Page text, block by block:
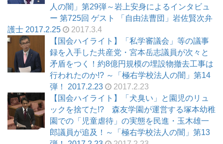
人の闇」第29弾～岩上安身によるインタビュ
ー 第725回 ゲスト 「自由法曹団」岩佐賢次弁
護士 2017.2.25
2017.3.4
【国会ハイライト】「私学審議会」等の議事
録を入手した共産党・宮本岳志議員が次々と
矛盾をつく！約8億円規模の埋設物撤去工事は
行われたのか!? ～「極右学校法人の闇」第14
弾！ 2017.2.23
2017.2.23
【国会ハイライト】「犬臭い」と園児のリュ
ックを捨てた!? 森友学園が運営する塚本幼稚
園での「児童虐待」の実態を民進・玉木雄一
郎議員が追及！～「極右学校法人の闇」第13